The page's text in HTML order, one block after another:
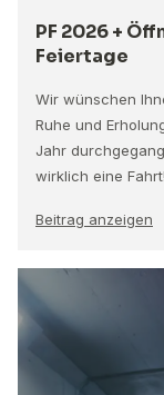
PF 2026 +
Feiertage
Wir wünschen
Ruhe und
Jahr
wirklich eine Fahrt!
Beitrag anzeigen